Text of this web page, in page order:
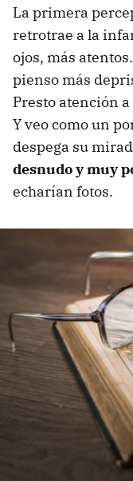
La primera
retrotrae a la
ojos, más
pienso más
Presto atención
Y veo como un
despega su
desnudo y muy
echarían fotos.